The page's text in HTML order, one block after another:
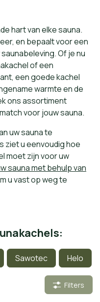
hart van elke sauna.
en bepaalt voor een
Of je nu
of een
een goede kachel
warmte en de
ons assortiment
voor jouw sauna.
uw sauna te
ziet u eenvoudig hoe
moet zijn voor uw
sauna met behulp van
u vast op weg te
Sawotec Helo
Filters